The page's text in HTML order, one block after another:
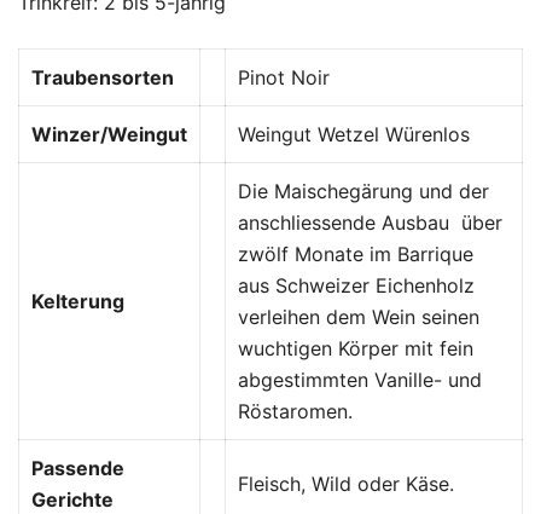
Traubensorten Pinot Noir
Winzer/Weingut Weingut Wetzel Würenlos
Kelterung
Die Maischegärung und der
anschliessende Ausbau über
zwölf Monate im Barrique
aus Schweizer Eichenholz
verleihen dem Wein seinen
wuchtigen Körper mit fein
abgestimmten Vanille- und
Röstaromen.
Passende
Gerichte
Fleisch, Wild oder Käse.